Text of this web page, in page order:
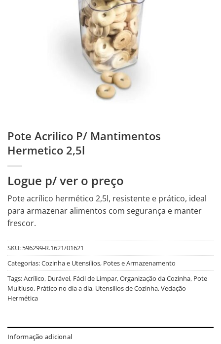
Pote Acrilico P/ Mantimentos
Hermetico 2,5l
Logue p/ ver o preço
Pote acrílico hermético 2,5l, resistente e prático, ideal
para armazenar alimentos com segurança e manter
frescor.
SKU: 596299-R.1621/01621
Categorias:Cozinha e Utensílios, Potes e Armazenamento
Tags:Acrílico, Durável, Fácil de Limpar,Organização da Cozinha, Pote
Multiuso, Prático no dia a dia, Utensílios de Cozinha,Vedação
Hermética
Informação adicional